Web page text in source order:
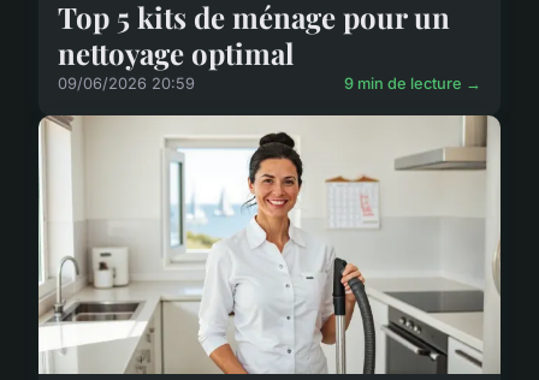
Top 5 kits de ménage pour un
nettoyage optimal
09/06/2026 20:59 9 min de lecture →